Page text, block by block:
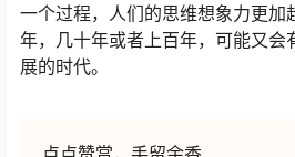
一个过程，人们的思维想象力更加
年，几十年或者上百年，可能又会
展的时代。